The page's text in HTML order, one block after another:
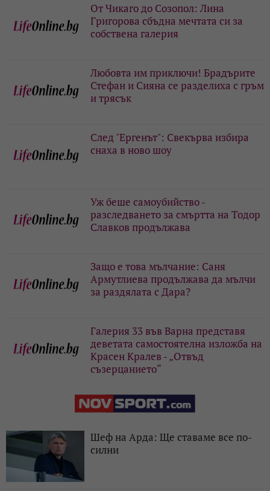
От Чикаго до Созопол: Лина
Григорова сбъдна мечтата си за
собствена галерия
Любовта им приключи! Брадърите
Стефан и Сияна се разделиха с гръм
и трясък
След "Ергенът": Свекърва избира
снаха в ново шоу
Уж беше самоубийство -
разследването за смъртта на Тодор
Славков продължава
Защо е това мълчание: Саня
Армутлиева продължава да мълчи
за раздялата с Дара?
Галерия 33 във Варна представя
деветата самостоятелна изложба на
Красен Кралев - „Отвъд
съзерцанието“
Шеф на Арда: Ще ставаме все по-
силни